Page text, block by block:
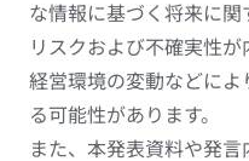
な情報に基づく将来に
リスクおよび不確実性
経営環境の変動などに
る可能性があります。
また、本発表資料や発